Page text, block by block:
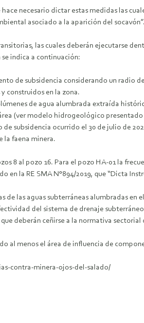
necesario dictar estas medidas las
asociado a la aparición del socavón”.
las cuales deberán ejecutarse
indica a continuación:
de subsidencia considerando un radio
construidos en la zona.
de agua alumbrada extraída
(ver modelo hidrogeológico
subsidencia ocurrido el 30 de julio de
la faena minera.
8 al pozo 16. Para el pozo HA-01 la
la RE SMA N°894/2019, que “Dicta
las aguas subterráneas alumbradas en
del sistema de drenaje
deberán ceñirse a la normativa
al menos el área de influencia de
contra-minera-ojos-del-salado/